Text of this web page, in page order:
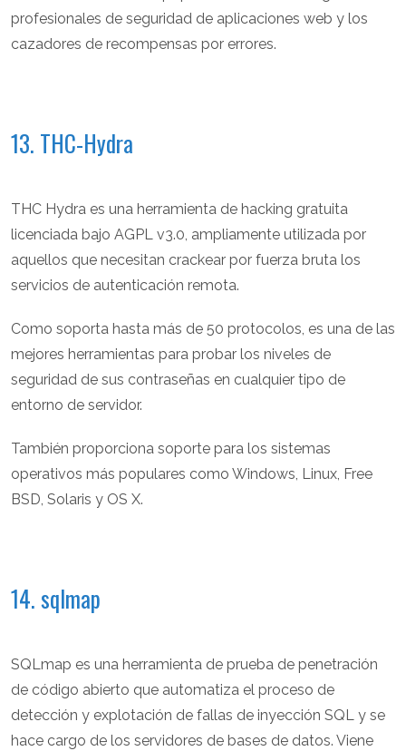
profesionales de seguridad de aplicaciones web y los
cazadores de recompensas por errores.
13. THC-Hydra
THC Hydra es una herramienta de hacking gratuita
licenciada bajo AGPL v3.0, ampliamente utilizada por
aquellos que necesitan crackear por fuerza bruta los
servicios de autenticación remota.
Como soporta hasta más de 50 protocolos, es una de las
mejores herramientas para probar los niveles de
seguridad de sus contraseñas en cualquier tipo de
entorno de servidor.
También proporciona soporte para los sistemas
operativos más populares como Windows, Linux, Free
BSD, Solaris y OS X.
14. sqlmap
SQLmap es una herramienta de prueba de penetración
de código abierto que automatiza el proceso de
detección y explotación de fallas de inyección SQL y se
hace cargo de los servidores de bases de datos. Viene